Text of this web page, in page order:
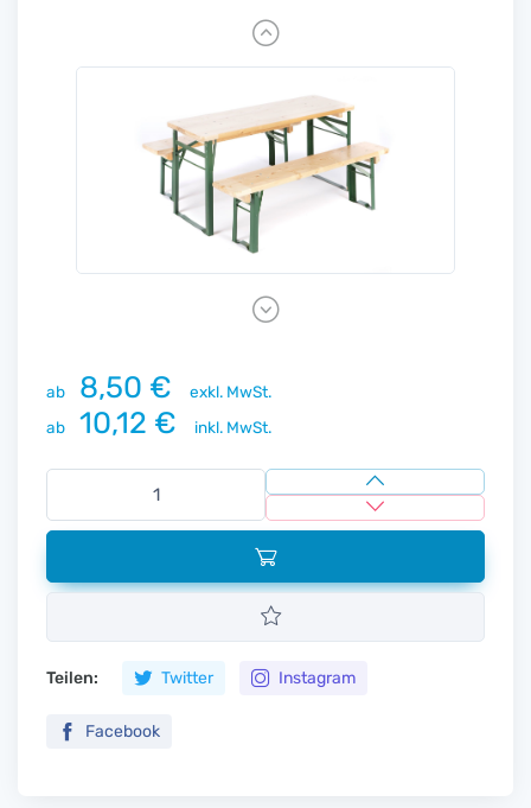
Previous
Next
ab 8,50 €
exkl. MwSt.
ab
10,12 € inkl. MwSt.
Teilen: Twitter Instagram
Facebook